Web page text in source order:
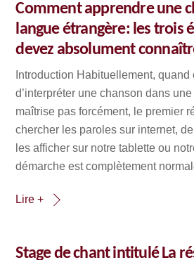
Comment apprendre une
langue étrangère: les trois
devez absolument
Introduction Habituellement, quand
d’interpréter une chanson dans
maîtrise pas forcément, le premier
chercher les paroles sur internet,
les afficher sur notre tablette ou
démarche est complètement
Lire +
Stage de chant intitulé La